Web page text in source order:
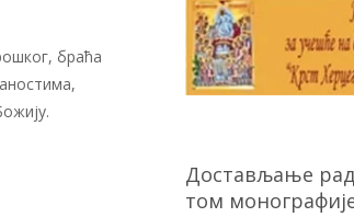
браћа
Достављање
том